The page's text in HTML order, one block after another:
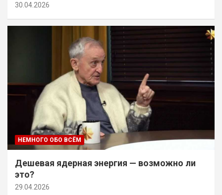
30.04.2026
НЕМНОГО ОБО ВСЁМ
Дешевая ядерная энергия — возможно ли
это?
29.04.2026